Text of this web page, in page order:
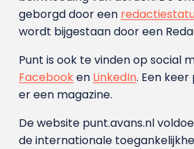
geborgd door een
wordt bijgestaan door een
Punt is ook te vinden op social
Facebooken LinkedIn. Een
er een magazine.
De website punt.avans.nl
de internationale